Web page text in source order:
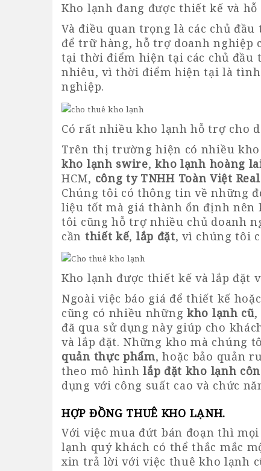
Kho lạnh đang được thiết kế và
Và điều quan trọng là các chủ
để trữ hàng, hỗ trợ doanh nghiệp
tại thời điểm hiện tại các chủ đầu
nhiêu, vì thời điểm hiện tại là tình
nghiệp.
Có rất nhiều kho lạnh hỗ trợ cho
Trên thị trường hiện có nhiều
kho lạnh swire,kho lạnh hoàng
HCM, công ty TNHH Toàn Việt Real
Chúng tôi có thông tin về những
liệu tốt mà giá thành ổn định nên
tôi cũng hỗ trợ nhiều chủ doanh
cần thiết kế, lắp đặt, vì chúng tôi
Kho lạnh được thiết kế và lắp đặt
Ngoài việc báo giá để thiết kế
cũng có nhiều những kho lạnh cũ,
đã qua sử dụng này giúp cho
và lắp đặt. Những kho mà chúng
quản thực phẩm, hoặc bảo quản
theo mô hìnhlắp đặt kho lạnh
dụng với công suất cao và chức
HỢP ĐỒNG THUÊ KHO LẠNH.
Với việc mua đứt bán đoạn thì
lạnh quý khách có thể thắc mắc
xin trả lời với việc thuê kho lạnh